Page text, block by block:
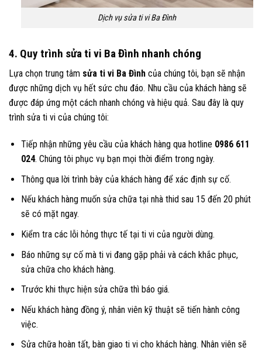
Dịch vụ sửa ti vi Ba Đình
4. Quy trình sửa ti vi Ba Đình nhanh chóng
Lựa chọn trung tâm sửa ti vi Ba Đình của chúng tôi, bạn sẽ nhận
được những dịch vụ hết sức chu đáo. Nhu cầu của khách hàng sẽ
được đáp ứng một cách nhanh chóng và hiệu quả. Sau đây là quy
trình sửa ti vi của chúng tôi:
Tiếp nhận những yêu cầu của khách hàng qua hotline 0986 611
024. Chúng tôi phục vụ bạn mọi thời điểm trong ngày.
Thông qua lời trình bày của khách hàng để xác định sự cố.
Nếu khách hàng muốn sửa chữa tại nhà thid sau 15 đến 20 phút
sẽ có mặt ngay.
Kiểm tra các lỗi hỏng thực tế tại ti vi của người dùng.
Báo những sự cố mà ti vi đang gặp phải và cách khắc phục,
sửa chữa cho khách hàng.
Trước khi thực hiện sửa chữa thì báo giá.
Nếu khách hàng đồng ý, nhân viên kỹ thuật sẽ tiến hành công
việc.
Sửa chữa hoàn tất, bàn giao ti vi cho khách hàng. Nhân viên sẽ